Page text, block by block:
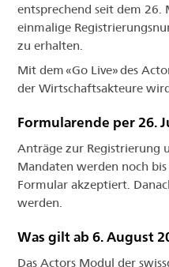
entsprechend seit dem 26.
einmalige
zu erhalten.
Mit dem «Go Live» des
der Wirtschaftsakteure
Formularende per 26.
Anträge zur Registrierung
Mandaten werden noch
Formular akzeptiert.
werden.
Was gilt ab 6. August
Das Actors Modul der